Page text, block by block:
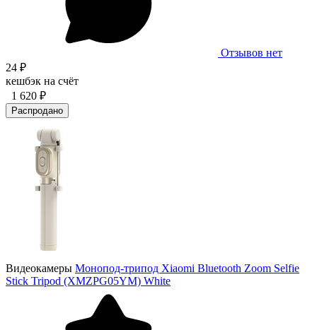
Отзывов нет
24 ₽
кешбэк на счёт
1 620 ₽
Распродано
Видеокамеры Монопод-трипод Xiaomi Bluetooth Zoom Selfie
Stick Tripod (XMZPG05YM) White